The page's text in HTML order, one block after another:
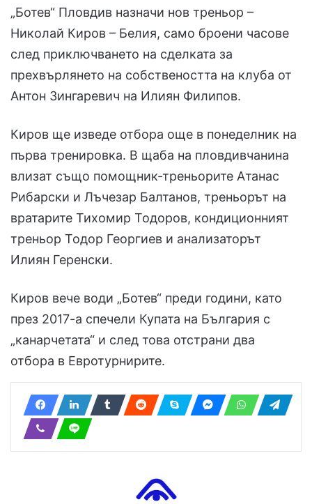
„Ботев“ Пловдив назначи нов треньор –
Николай Киров – Белия, само броени часове
след приключването на сделката за
прехвърлянето на собствеността на клуба от
Антон Зингаревич на Илиян Филипов.
Киров ще изведе отбора още в понеделник на
първа тренировка. В щаба на пловдивчанина
влизат също помощник-треньорите Атанас
Рибарски и Лъчезар Балтанов, треньорът на
вратарите Тихомир Тодоров, кондиционният
треньор Тодор Георгиев и анализаторът
Илиян Геренски.
Киров вече води „Ботев“ преди години, като
през 2017-а спечели Купата на България с
„канарчетата“ и след това отстрани два
отбора в Евротурнирите.